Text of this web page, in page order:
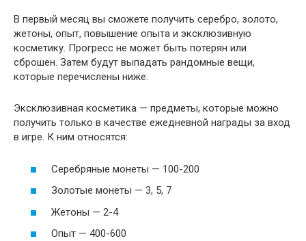
В первый месяц вы сможете получить серебро, золото,
жетоны, опыт, повышение опыта и эксклюзивную
косметику. Прогресс не может быть потерян или
сброшен. Затем будут выпадать рандомные вещи,
которые перечислены ниже.
Эксклюзивная косметика — предметы, которые можно
получить только в качестве ежедневной награды за вход
в игре. К ним относятся:
Серебряные монеты — 100-200
Золотые монеты — 3, 5, 7
Жетоны — 2-4
Опыт — 400-600